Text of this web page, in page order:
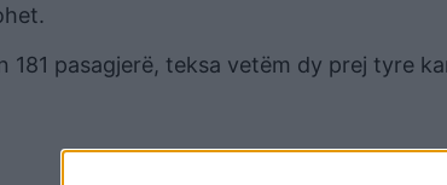
181 pasagjerë, teksa vetëm dy prej tyre